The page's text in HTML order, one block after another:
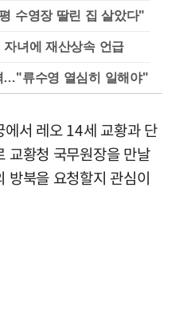
수영장 딸린 집 살았다"
녀에 재산상속 언급
…"류수영 열심히 일해야"
서 레오 14세 교황과 단
교황청 국무원장을 만날
방북을 요청할지 관심이